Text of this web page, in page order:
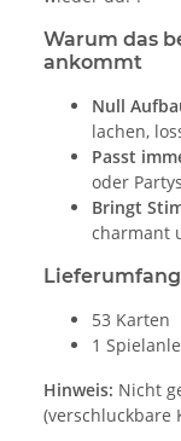
Warum das
ankommt
Null
lachen,
Passt
oder
Bringt
charmant
Lieferumfang
53 Karten
1
Hinweis: Nicht
(verschluckbare